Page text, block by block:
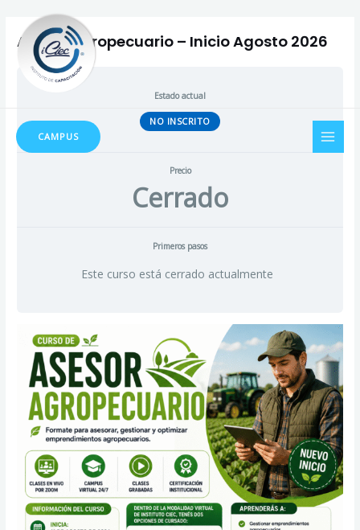
contenido
CAMPUS
Asesor Agropecuario – Inicio Agosto 2026
Estado actual
NO INSCRITO
Precio
Cerrado
Primeros pasos
Este curso está cerrado actualmente